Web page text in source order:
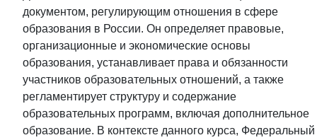
документом, регулирующим отношения в сфере
образования в России. Он определяет правовые,
организационные и экономические основы
образования, устанавливает права и обязанности
участников образовательных отношений, а также
регламентирует структуру и содержание
образовательных программ, включая дополнительное
образование. В контексте данного курса, Федеральный